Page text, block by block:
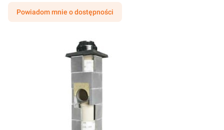
Powiadom mnie o dostępności